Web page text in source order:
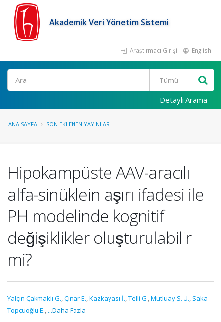
Akademik Veri Yönetim Sistemi
Araştırmacı Girişi English
Ara
Detaylı Arama
ANA SAYFA SON EKLENEN YAYINLAR
Hipokampüste AAV-aracılı
alfa-sinüklein aşırı ifadesi ile
PH modelinde kognitif
değişiklikler oluşturulabilir
mi?
Yalçın Çakmaklı G.,Çınar E.,Kazkayası İ.,Telli G.,Mutluay S. U., Saka
Topçuoğlu E., ...Daha Fazla